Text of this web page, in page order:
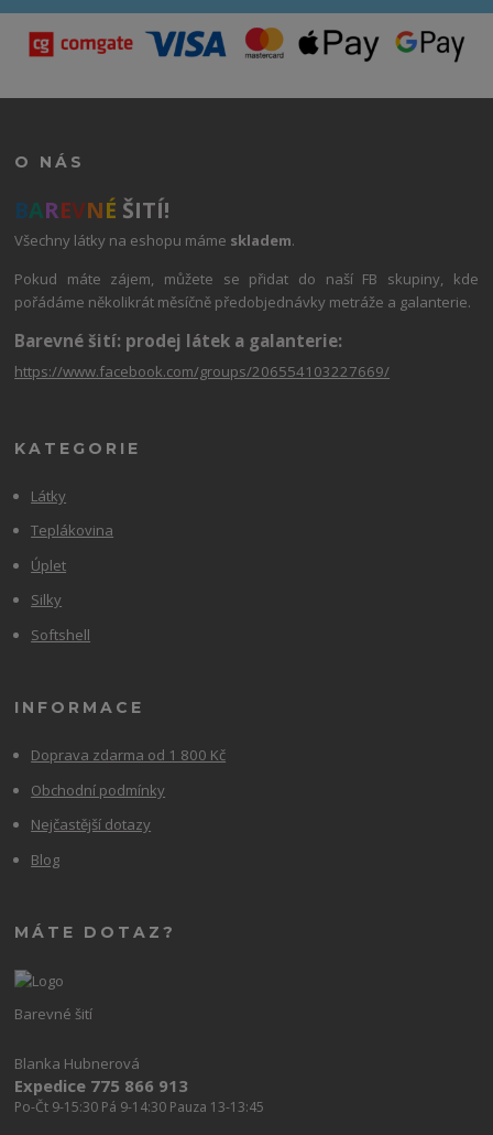
O NÁS
BAREVNÉ ŠITÍ!
Všechny látky na eshopu máme skladem.
Pokud máte zájem, můžete se přidat do naší FB skupiny, kde
pořádáme několikrát měsíčně předobjednávky metráže a galanterie.
Barevné šití: prodej látek a galanterie:
https://www.facebook.com/groups/206554103227669/
KATEGORIE
Látky
Teplákovina
Úplet
Silky
Softshell
INFORMACE
Doprava zdarma od 1 800 Kč
Obchodní podmínky
Nejčastější dotazy
Blog
MÁTE DOTAZ?
Barevné šití
Blanka Hubnerová
Expedice 775 866 913
Po-Čt 9-15:30 Pá 9-14:30 Pauza 13-13:45